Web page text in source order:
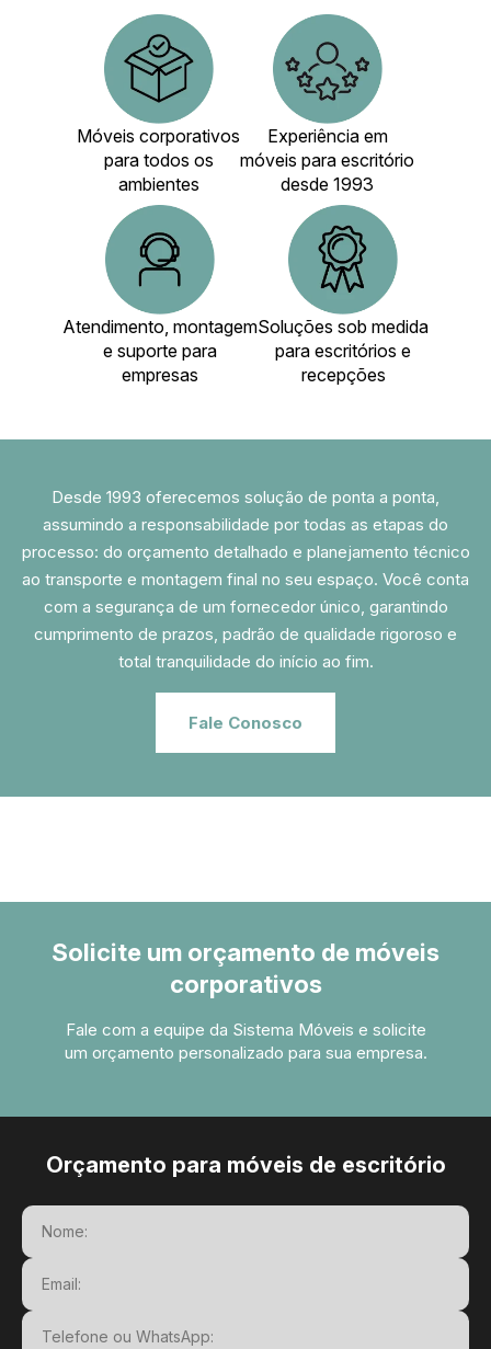
Móveis corporativos
para todos os
ambientes
Experiência em
móveis para escritório
desde 1993
Atendimento, montagem
e suporte para
empresas
Soluções sob medida
para escritórios e
recepções
Desde 1993 oferecemos solução de ponta a ponta,
assumindo a responsabilidade por todas as etapas do
processo: do orçamento detalhado e planejamento técnico
ao transporte e montagem final no seu espaço. Você conta
com a segurança de um fornecedor único, garantindo
cumprimento de prazos, padrão de qualidade rigoroso e
total tranquilidade do início ao fim.
Fale Conosco
Solicite um orçamento de móveis
corporativos
Fale com a equipe da Sistema Móveis e solicite
um orçamento personalizado para sua empresa.
Orçamento para móveis de escritório